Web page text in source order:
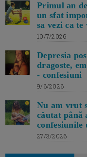
Primul an
un sfat
sa vezi ca
10/7/2026
Depresia
dragoste,
- confesiuni
9/6/2026
Nu am vrut
căutat până
confesiunile
27/3/2026